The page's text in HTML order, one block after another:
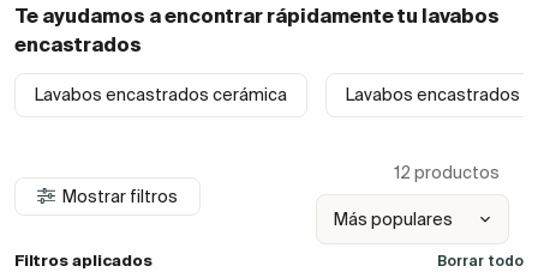
Te ayudamos a encontrar rápidamente tu lavabos
encastrados
Lavabos encastrados cerámica Lavabos encastrados
Mostrar filtros
12 productos
Filtros aplicados Borrar todo